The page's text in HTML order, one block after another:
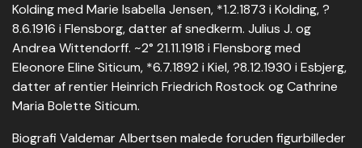
Kolding med Marie Isabella Jensen, *1.2.1873 i Kolding, ?
8.6.1916 i Flensborg, datter af snedkerm. Julius J. og
Andrea Wittendorff. ~2° 21.11.1918 i Flensborg med
Eleonore Eline Siticum, *6.7.1892 i Kiel, ?8.12.1930 i Esbjerg,
datter af rentier Heinrich Friedrich Rostock og Cathrine
Maria Bolette Siticum.
Biografi Valdemar Albertsen malede foruden figurbilleder